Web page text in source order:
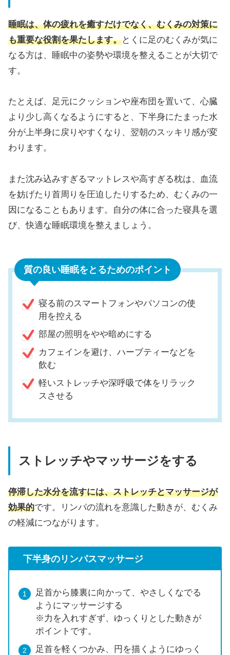
睡眠は、体の疲れを癒すだけでなく、むくみの対策に
も重要な役割を果たします。とくに足のむくみが気に
なる方は、睡眠中の姿勢や環境を整えることが大切で
す。
たとえば、足元にクッションや座布団を置いて、心臓
より少し高くなるようにすると、下半身にたまった水
分が上半身に戻りやすくなり、翌朝のスッキリ感が変
わります。
また沈み込みすぎるマットレスや高すぎる枕は、血流
を妨げたり首周りを圧迫したりするため、むくみの一
因になることもあります。自分の体に合った寝具を選
び、快適な睡眠環境を整えましょう。
質の良い睡眠をとるためのポイント
寝る前のスマートフォンやパソコンの使
用を控える
部屋の照明をやや暗めにする
カフェインを避け、ハーブティーなどを
飲む
軽いストレッチや深呼吸で体をリラック
スさせる
ストレッチやマッサージをする
停滞した水分を流すには、ストレッチとマッサージが
効果的です。リンパの流れを意識した動きが、むくみ
の軽減につながります。
下半身のリンパスマッサージ
足首から膝裏に向かって、やさしくなでる
ようにマッサージする
※力を入れすぎず、ゆっくりとした動きが
ポイントです。
足首を軽くつかみ、円を描くようにゆっく